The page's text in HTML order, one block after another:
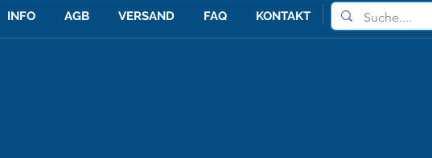
INFO AGB VERSAND FAQ KONTAKT